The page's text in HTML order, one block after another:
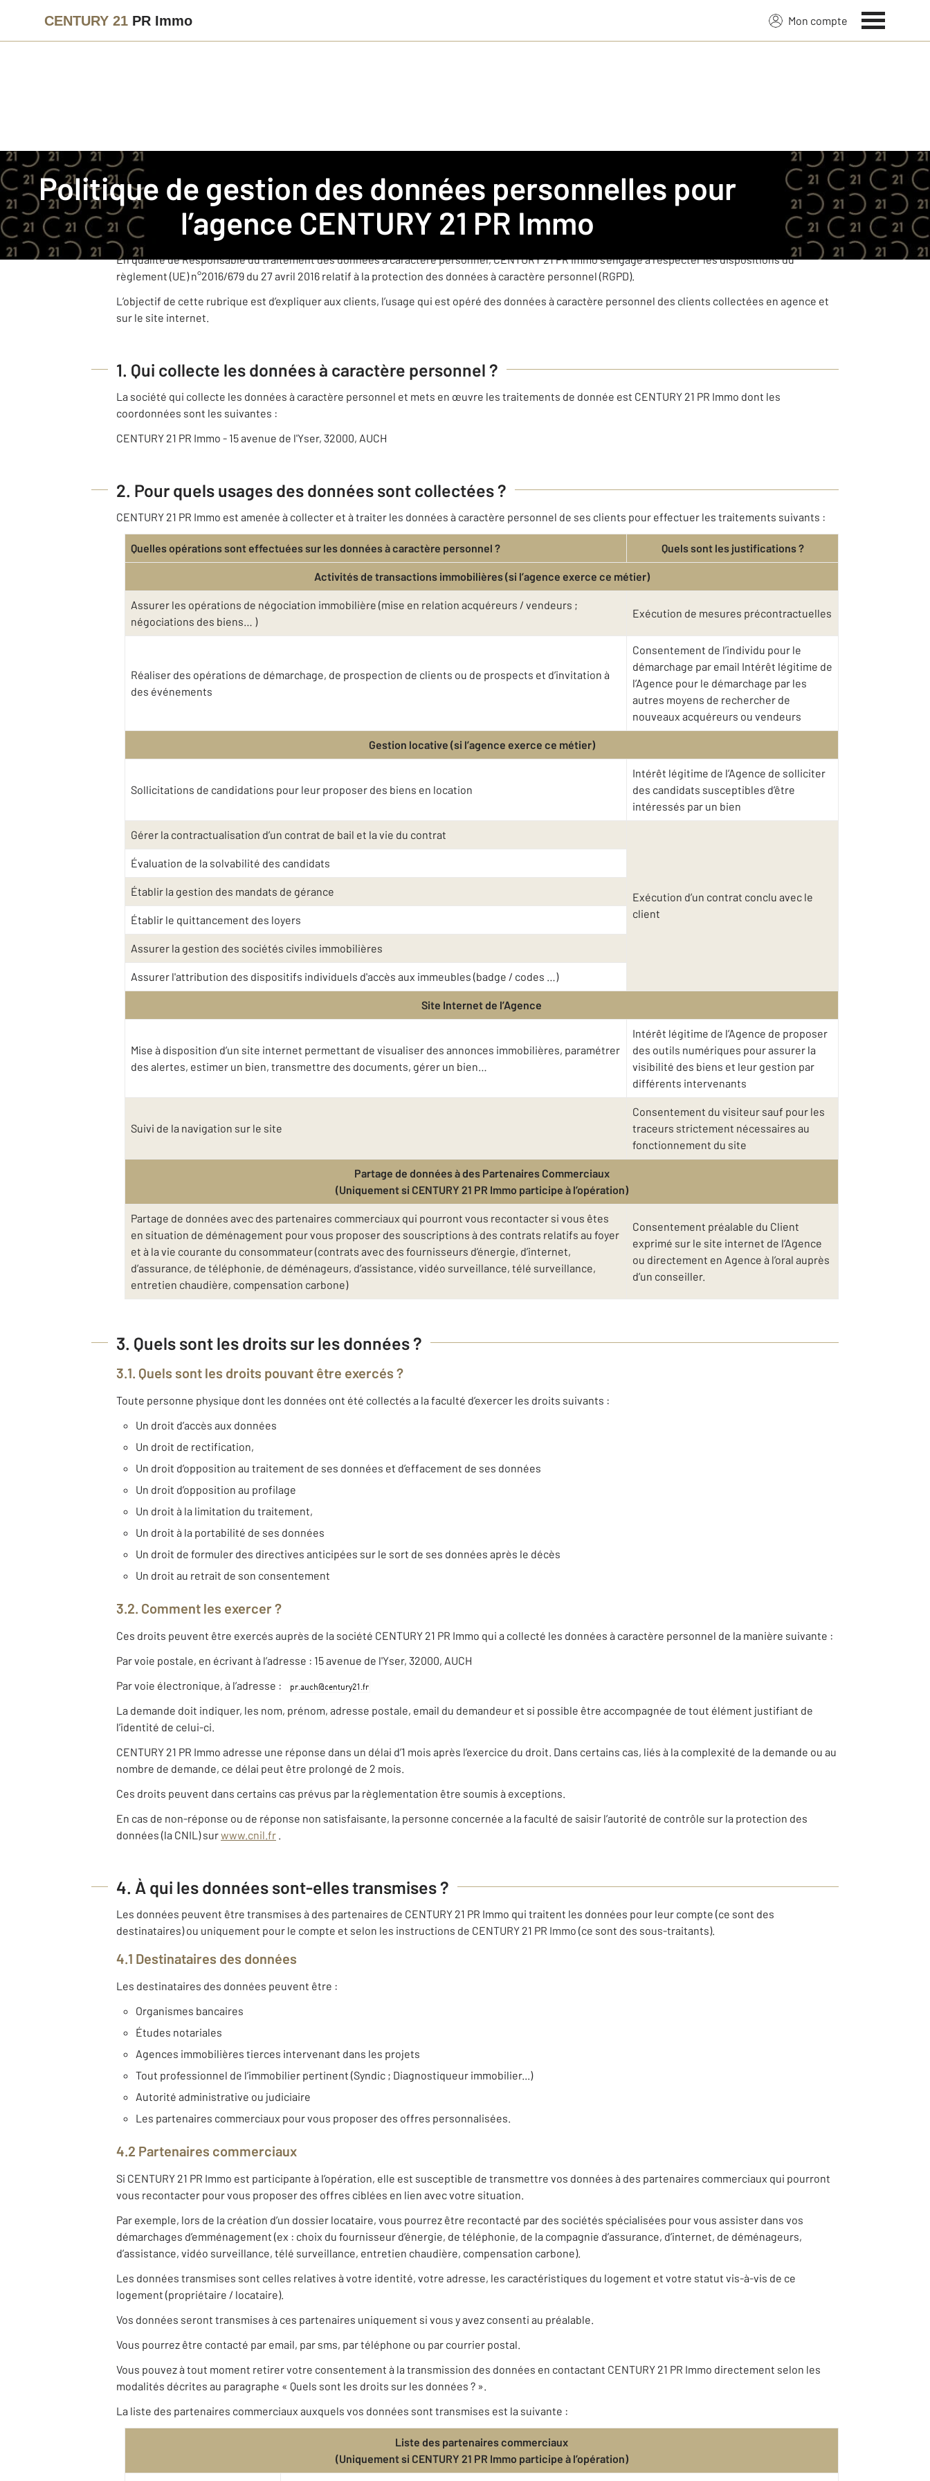
CENTURY 21 PR Immo Mon compte
Politique de gestion des données personnelles pour
l’agence CENTURY 21 PR Immo
Immobilier Politique de gestion des données personnelles pour l’agence CENTURY 21 PR Immo
CENTURY 21 PR Immo est une agence immobilière franchisée membre du réseau de franchise CENTURY 21.
Cette agence, juridiquement et financièrement indépendante est amenée à collecter et traiter des données à caractère personnel de ses clients
dans le cadre de ses activités.
En qualité de Responsable du traitement des données à caractère personnel, CENTURY 21 PR Immo s’engage à respecter les dispositions du
règlement (UE) n°2016/679 du 27 avril 2016 relatif à la protection des données à caractère personnel (RGPD).
L’objectif de cette rubrique est d’expliquer aux clients, l’usage qui est opéré des données à caractère personnel des clients collectées en agence et
sur le site internet.
1. Qui collecte les données à caractère personnel ?
La société qui collecte les données à caractère personnel et mets en œuvre les traitements de donnée est CENTURY 21 PR Immo dont les
coordonnées sont les suivantes :
CENTURY 21 PR Immo - 15 avenue de l'Yser, 32000, AUCH
2. Pour quels usages des données sont collectées ?
CENTURY 21 PR Immo est amenée à collecter et à traiter les données à caractère personnel de ses clients pour effectuer les traitements suivants :
Quelles opérations sont effectuées sur les données à caractère personnel ? Quels sont les justifications ?
Activités de transactions immobilières (si l’agence exerce ce métier)
Assurer les opérations de négociation immobilière (mise en relation acquéreurs / vendeurs ;
négociations des biens… )
Exécution de mesures précontractuelles
Réaliser des opérations de démarchage, de prospection de clients ou de prospects et d’invitation à
des événements
Consentement de l’individu pour le
démarchage par email Intérêt légitime de
l’Agence pour le démarchage par les
autres moyens de rechercher de
nouveaux acquéreurs ou vendeurs
Gestion locative (si l’agence exerce ce métier)
Sollicitations de candidations pour leur proposer des biens en location
Intérêt légitime de l’Agence de solliciter
des candidats susceptibles d’être
intéressés par un bien
Gérer la contractualisation d’un contrat de bail et la vie du contrat
Exécution d’un contrat conclu avec le
client
Évaluation de la solvabilité des candidats
Établir la gestion des mandats de gérance
Établir le quittancement des loyers
Assurer la gestion des sociétés civiles immobilières
Assurer l'attribution des dispositifs individuels d'accès aux immeubles (badge / codes …)
Site Internet de l’Agence
Mise à disposition d’un site internet permettant de visualiser des annonces immobilières, paramétrer
des alertes, estimer un bien, transmettre des documents, gérer un bien…
Intérêt légitime de l’Agence de proposer
des outils numériques pour assurer la
visibilité des biens et leur gestion par
différents intervenants
Suivi de la navigation sur le site
Consentement du visiteur sauf pour les
traceurs strictement nécessaires au
fonctionnement du site
Partage de données à des Partenaires Commerciaux
(Uniquement si CENTURY 21 PR Immo participe à l’opération)
Partage de données avec des partenaires commerciaux qui pourront vous recontacter si vous êtes
en situation de déménagement pour vous proposer des souscriptions à des contrats relatifs au foyer
et à la vie courante du consommateur (contrats avec des fournisseurs d’énergie, d’internet,
d’assurance, de téléphonie, de déménageurs, d’assistance, vidéo surveillance, télé surveillance,
entretien chaudière, compensation carbone)
Consentement préalable du Client
exprimé sur le site internet de l’Agence
ou directement en Agence à l’oral auprès
d’un conseiller.
3. Quels sont les droits sur les données ?
3.1. Quels sont les droits pouvant être exercés ?
Toute personne physique dont les données ont été collectés a la faculté d’exercer les droits suivants :
Un droit d’accès aux données
Un droit de rectification,
Un droit d’opposition au traitement de ses données et d’effacement de ses données
Un droit d’opposition au profilage
Un droit à la limitation du traitement,
Un droit à la portabilité de ses données
Un droit de formuler des directives anticipées sur le sort de ses données après le décès
Un droit au retrait de son consentement
3.2. Comment les exercer ?
Ces droits peuvent être exercés auprès de la société CENTURY 21 PR Immo qui a collecté les données à caractère personnel de la manière suivante :
Par voie postale, en écrivant à l’adresse : 15 avenue de l'Yser, 32000, AUCH
Par voie électronique, à l’adresse :
La demande doit indiquer, les nom, prénom, adresse postale, email du demandeur et si possible être accompagnée de tout élément justifiant de
l’identité de celui-ci.
CENTURY 21 PR Immo adresse une réponse dans un délai d’1 mois après l’exercice du droit. Dans certains cas, liés à la complexité de la demande ou au
nombre de demande, ce délai peut être prolongé de 2 mois.
Ces droits peuvent dans certains cas prévus par la règlementation être soumis à exceptions.
En cas de non-réponse ou de réponse non satisfaisante, la personne concernée a la faculté de saisir l’autorité de contrôle sur la protection des
données (la CNIL) surwww.cnil.fr
4. À qui les données sont-elles transmises ?
Les données peuvent être transmises à des partenaires de CENTURY 21 PR Immo qui traitent les données pour leur compte (ce sont des
destinataires) ou uniquement pour le compte et selon les instructions de CENTURY 21 PR Immo (ce sont des sous-traitants).
4.1 Destinataires des données
Les destinataires des données peuvent être :
Organismes bancaires
Études notariales
Agences immobilières tierces intervenant dans les projets
Tout professionnel de l’immobilier pertinent (Syndic ; Diagnostiqueur immobilier...)
Autorité administrative ou judiciaire
Les partenaires commerciaux pour vous proposer des offres personnalisées.
4.2 Partenaires commerciaux
Si CENTURY 21 PR Immo est participante à l’opération, elle est susceptible de transmettre vos données à des partenaires commerciaux qui pourront
vous recontacter pour vous proposer des offres ciblées en lien avec votre situation.
Par exemple, lors de la création d’un dossier locataire, vous pourrez être recontacté par des sociétés spécialisées pour vous assister dans vos
démarchages d’emménagement (ex : choix du fournisseur d’énergie, de téléphonie, de la compagnie d’assurance, d’internet, de déménageurs,
d’assistance, vidéo surveillance, télé surveillance, entretien chaudière, compensation carbone).
Les données transmises sont celles relatives à votre identité, votre adresse, les caractéristiques du logement et votre statut vis-à-vis de ce
logement (propriétaire / locataire).
Vos données seront transmises à ces partenaires uniquement si vous y avez consenti au préalable.
Vous pourrez être contacté par email, par sms, par téléphone ou par courrier postal.
Vous pouvez à tout moment retirer votre consentement à la transmission des données en contactant CENTURY 21 PR Immo directement selon les
modalités décrites au paragraphe « Quels sont les droits sur les données ? ».
La liste des partenaires commerciaux auxquels vos données sont transmises est la suivante :
Liste des partenaires commerciaux
(Uniquement si CENTURY 21 PR Immo participe à l’opération)